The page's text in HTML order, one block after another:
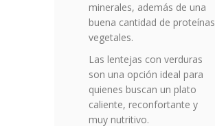
minerales, además de una
buena cantidad de proteínas
vegetales.
Las lentejas con verduras
son una opción ideal para
quienes buscan un plato
caliente, reconfortante y
muy nutritivo.